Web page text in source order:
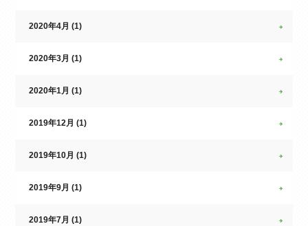
2020年4月 (1)
2020年3月 (1)
2020年1月 (1)
2019年12月 (1)
2019年10月 (1)
2019年9月 (1)
2019年7月 (1)